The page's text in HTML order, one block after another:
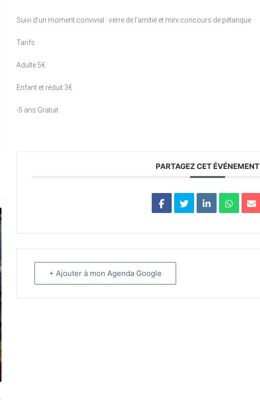
Suivi d’un moment convivial : verre de l’amitié et mini concours de pétanque
Tarifs :
Adulte 5€
Enfant et réduit 3€
-5 ans Gratuit
PARTAGEZ CET ÉVÉNEMENT
+ Ajouter à mon Agenda Google